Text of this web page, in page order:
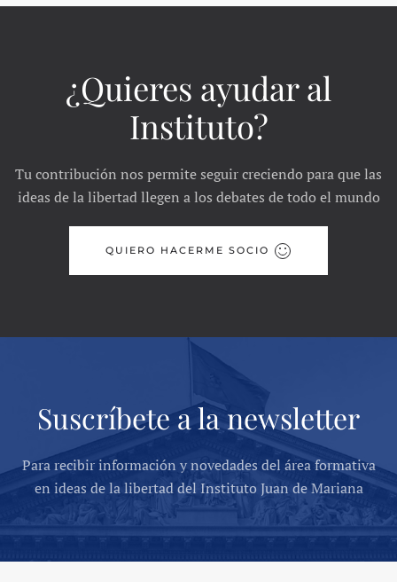
¿Quieres ayudar al
Instituto?
Tu contribución nos permite seguir creciendo para que las
ideas de la libertad llegen a los debates de todo el mundo
QUIERO HACERME SOCIO
Suscríbete a la newsletter
Para recibir información y novedades del área formativa
en ideas de la libertad del Instituto Juan de Mariana